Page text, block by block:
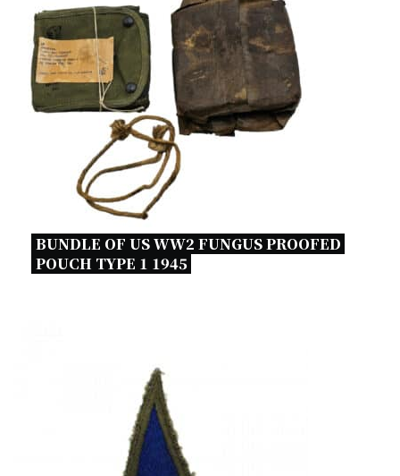
BUNDLE OF US WW2 FUNGUS PROOFED
POUCH TYPE 1 1945